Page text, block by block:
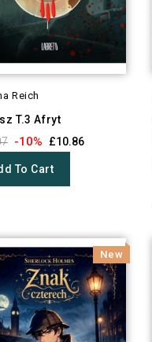
Reich
T.3 Afryt
-10% £10.86
To Cart
New